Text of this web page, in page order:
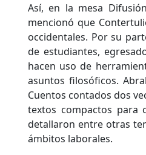
Así, en la mesa
mencionó que
occidentales. Por su
de estudiantes,
hacen uso de
asuntos filosóficos.
Cuentos contados dos
textos compactos para
detallaron entre otras
ámbitos laborales.